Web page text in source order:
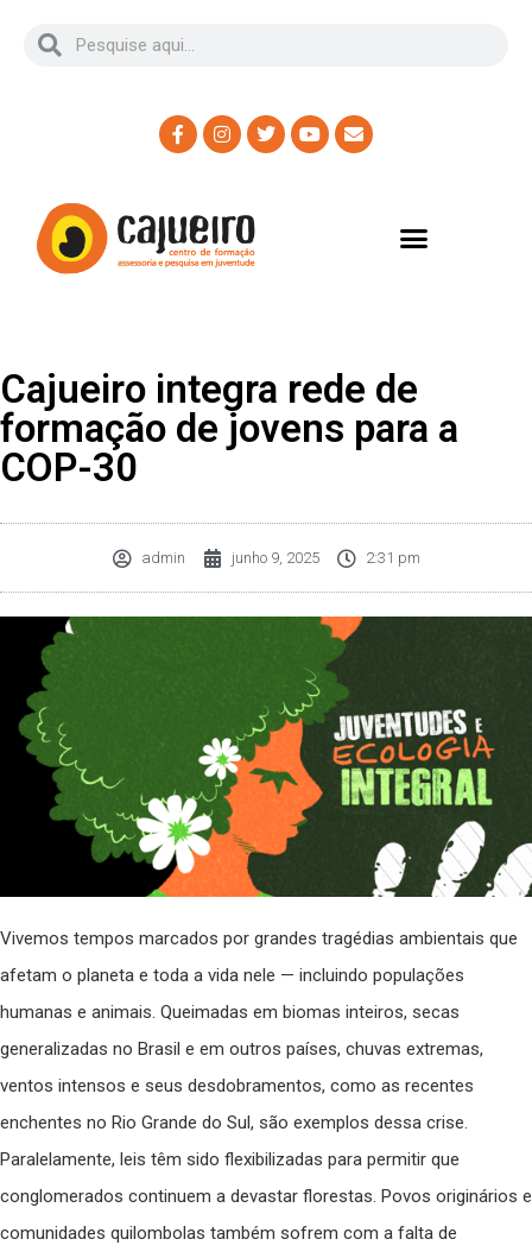
Cajueiro integra rede de
formação de jovens para a
COP-30
admin junho 9, 2025 2:31 pm
Vivemos tempos marcados por grandes tragédias ambientais que
afetam o planeta e toda a vida nele — incluindo populações
humanas e animais. Queimadas em biomas inteiros, secas
generalizadas no Brasil e em outros países, chuvas extremas,
ventos intensos e seus desdobramentos, como as recentes
enchentes no Rio Grande do Sul, são exemplos dessa crise.
Paralelamente, leis têm sido flexibilizadas para permitir que
conglomerados continuem a devastar florestas. Povos originários e
comunidades quilombolas também sofrem com a falta de